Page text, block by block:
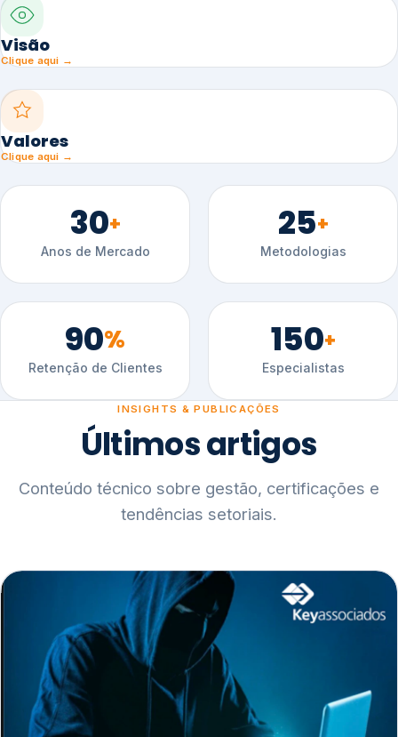
Visão
Clique aqui →
Valores
Clique aqui →
30+
Anos de Mercado
25+
Metodologias
90%
Retenção de Clientes
150+
Especialistas
INSIGHTS & PUBLICAÇÕES
Últimos artigos
Conteúdo técnico sobre gestão, certificações e
tendências setoriais.